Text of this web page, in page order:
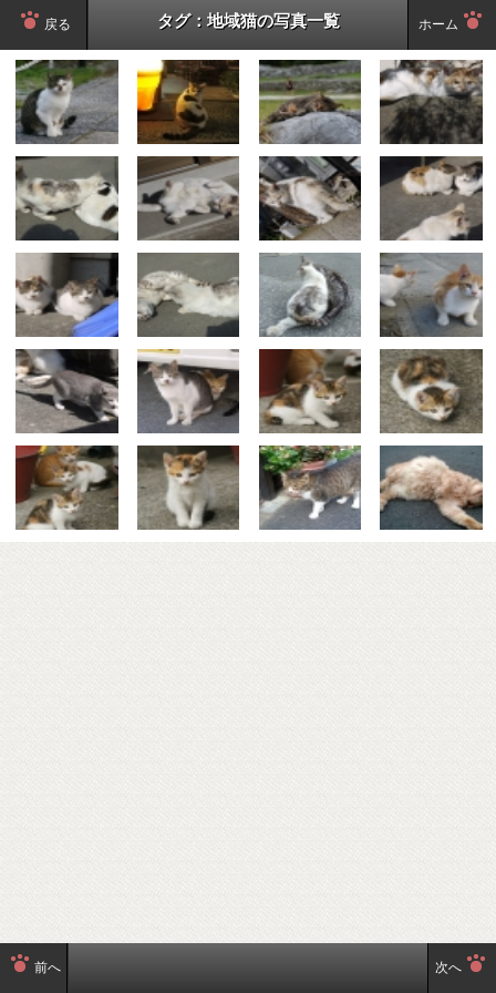
タグ：地域猫の写真一覧
戻る ホーム
前へ 次へ